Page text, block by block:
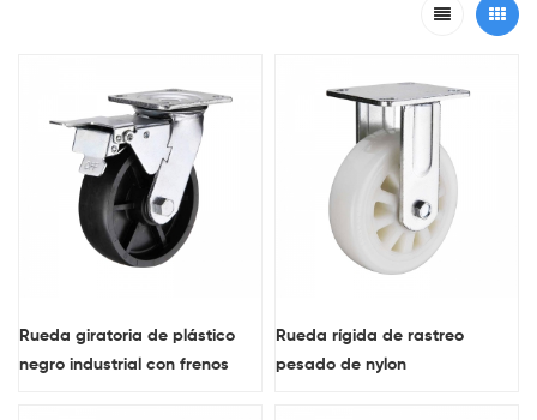
Rueda giratoria de plástico
negro industrial con frenos
Rueda rígida de rastreo
pesado de nylon